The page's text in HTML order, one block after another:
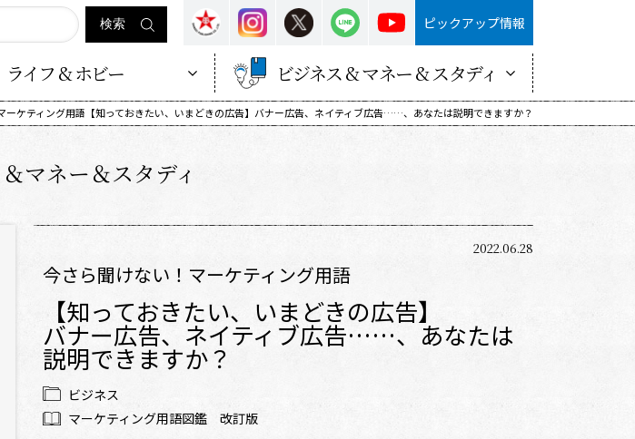
ピックアップ情報
ライフ & ホビー ビジネス & マネー & スタディ
ーケティング用語【知っておきたい、いまどきの広告】バナー広告、ネイティブ広告……、あなたは説明できますか？
マネー＆スタディ
2022.06.28
今さら聞けない！マーケティング用語
【知っておきたい、いまどきの広告】
バナー広告、ネイティブ広告……、あなたは
説明できますか？
ビジネス
マーケティング用語図鑑 改訂版